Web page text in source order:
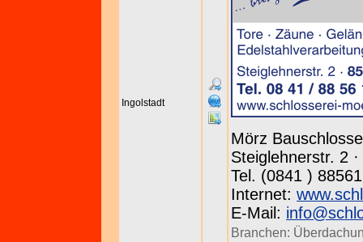
Ingolstadt
Mörz
Steiglehnerstr. 2
Tel. (0841 )
Internet:
E-Mail:
Branchen: